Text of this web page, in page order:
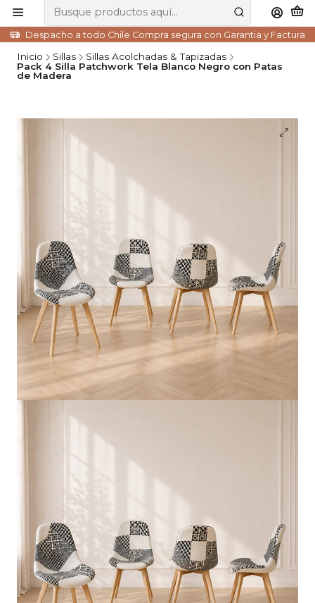
Despacho a todo Chile Compra segura con Garantia y Factura
Inicio Sillas
Sillas Acolchadas & Tapizadas
Pack 4 Silla Patchwork Tela Blanco Negro con Patas
de Madera